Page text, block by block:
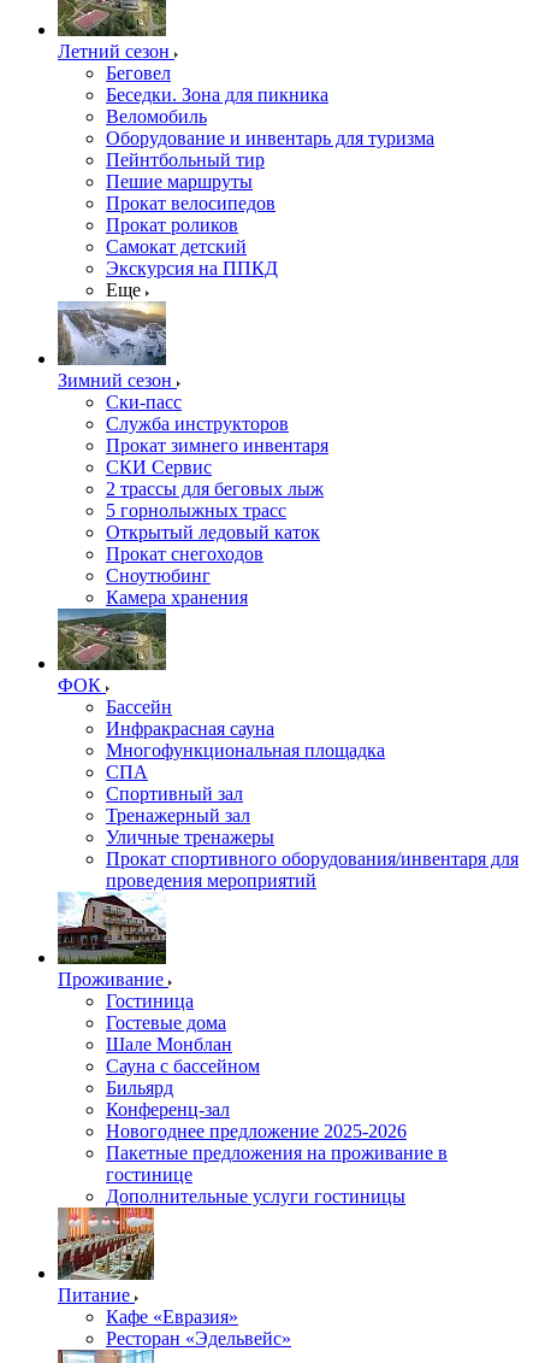
Летний сезон
Беговел
Беседки. Зона для пикника
Веломобиль
Оборудование и инвентарь для туризма
Пейнтбольный тир
Пешие маршруты
Прокат велосипедов
Прокат роликов
Самокат детский
Экскурсия на ППКД
Еще
Зимний сезон
Ски-пасс
Служба инструкторов
Прокат зимнего инвентаря
СКИ Сервис
2 трассы для беговых лыж
5 горнолыжных трасс
Открытый ледовый каток
Прокат снегоходов
Сноутюбинг
Камера хранения
ФОК
Бассейн
Инфракрасная сауна
Многофункциональная площадка
СПА
Спортивный зал
Тренажерный зал
Уличные тренажеры
Прокат спортивного оборудования/инвентаря для
проведения мероприятий
Проживание
Гостиница
Гостевые дома
Шале Монблан
Сауна с бассейном
Бильярд
Конференц-зал
Новогоднее предложение 2025-2026
Пакетные предложения на проживание в
гостинице
Дополнительные услуги гостиницы
Питание
Кафе «Евразия»
Ресторан «Эдельвейс»